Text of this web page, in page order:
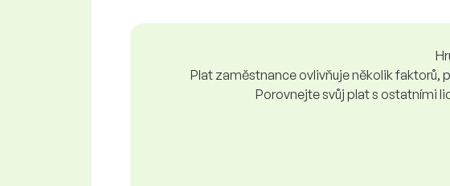
Plat zaměstnance ovlivňuje několik faktorů,
Porovnejte svůj plat s ostatními